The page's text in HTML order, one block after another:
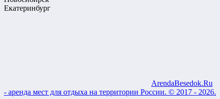
Екатеринбург
ArendaBesedok.Ru
- аренда мест для отдыха на территории России. © 2017 - 2026.